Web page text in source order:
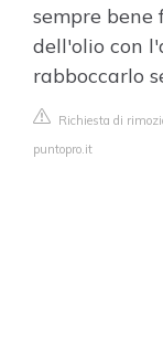
sempre
dell'olio con
rabboccarlo
Richiesta di
puntopro.it